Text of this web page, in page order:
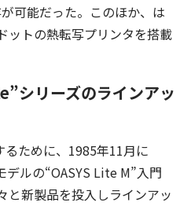
可能だった。このほか、は
トの熱転写プリンタを搭載
シリーズのラインアッ
ために、1985年11月に
デルの“OASYS Lite M”入門
と新製品を投入しラインアッ